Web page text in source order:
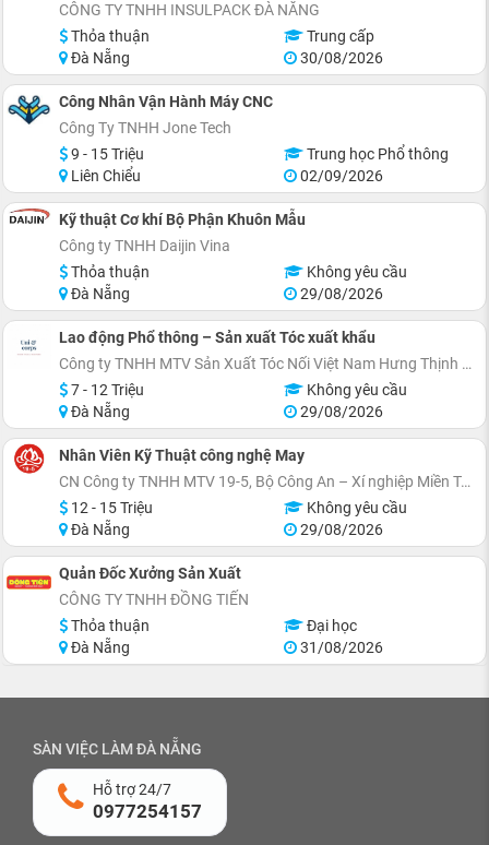
CÔNG TY TNHH INSULPACK ĐÀ NẴNG
Thỏa thuận
Trung cấp
Đà Nẵng
30/08/2026
Công Nhân Vận Hành Máy CNC
Công Ty TNHH Jone Tech
9 - 15 Triệu
Trung học Phổ thông
Liên Chiểu
02/09/2026
Kỹ thuật Cơ khí Bộ Phận Khuôn Mẫu
Công ty TNHH Daijin Vina
Thỏa thuận
Không yêu cầu
Đà Nẵng
29/08/2026
Lao động Phổ thông – Sản xuất Tóc xuất khẩu
Công ty TNHH MTV Sản Xuất Tóc Nối Việt Nam Hưng Thịnh 28
7 - 12 Triệu
Không yêu cầu
Đà Nẵng
29/08/2026
Nhân Viên Kỹ Thuật công nghệ May
CN Công ty TNHH MTV 19-5, Bộ Công An – Xí nghiệp Miền Trung
12 - 15 Triệu
Không yêu cầu
Đà Nẵng
29/08/2026
Quản Đốc Xưởng Sản Xuất
CÔNG TY TNHH ĐỒNG TIẾN
Thỏa thuận
Đại học
Đà Nẵng
31/08/2026
SÀN VIỆC LÀM ĐÀ NẴNG
Hỗ trợ 24/7
0977254157